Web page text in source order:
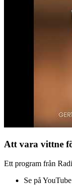
Att vara vittne
Ett program från
Se på YouTube